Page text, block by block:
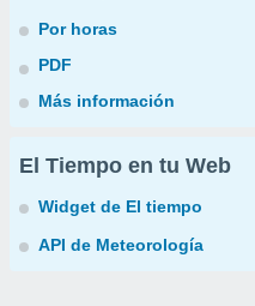
Por horas
PDF
Más información
El Tiempo en tu Web
Widget de El tiempo
API de Meteorología